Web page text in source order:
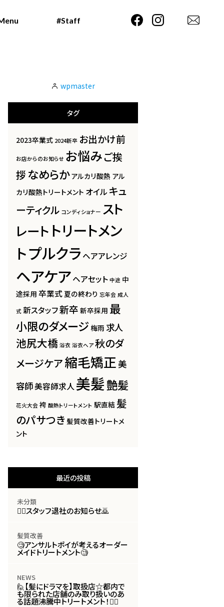
#Staff
#Staff
wpmaster
タグ
2023卒業式 2024新卒 お出かけ前
お店からのお知らせ お悩みご挨
拶 なめらか アルカリ酸熱 アル
カリ酸熱トリートメント オイル キュ
ーティクル コンディショナー スト
レート トリートメン
トプルクラ ヘアアレンジ
ヘアケアヘアセット 中途 中
途採用 卒業式夏の終わり 忘年会 成人
式 新スタッフ新卒 新卒採用 最
小限のダメージ梅雨 求人
池尻大橋 浴衣 浴衣ヘア 秋のダ
メージケア縮毛矯正 美
容師美容師求人 美髪艶髪
花火大会 袴 酸熱トリートメント 駅直結 髪
のパサつき 髪質改善トリートメ
ント
最近の投稿
未分類
🙇‍♀️スタッフ退社のお知らせ🙇
髪質改善
🧐アンサルトポイが考えるオーダー
メイドトリートメント🧐
NEWS
🙋【髪にドラマを】取扱店☆都内で
も限られた店舗のみ取り扱いのあ
る話題沸騰中トリートメント！🙋‍♀️